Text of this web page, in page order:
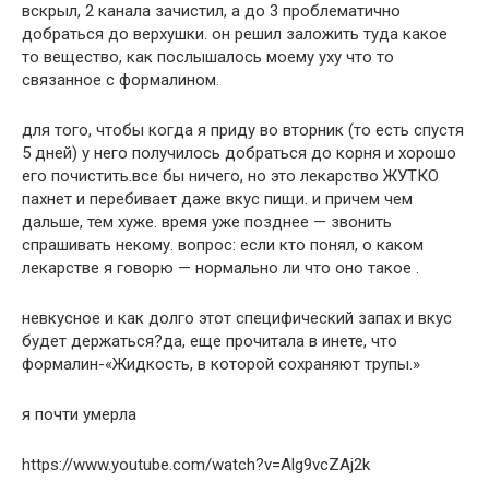
вскрыл, 2 канала зачистил, а до 3 проблематично
добраться до верхушки. он решил заложить туда какое
то вещество, как послышалось моему уху что то
связанное с формалином.
для того, чтобы когда я приду во вторник (то есть спустя
5 дней) у него получилось добраться до корня и хорошо
его почистить.все бы ничего, но это лекарство ЖУТКО
пахнет и перебивает даже вкус пищи. и причем чем
дальше, тем хуже. время уже позднее — звонить
спрашивать некому. вопрос: если кто понял, о каком
лекарстве я говорю — нормально ли что оно такое .
невкусное и как долго этот специфический запах и вкус
будет держаться?да, еще прочитала в инете, что
формалин-«Жидкость, в которой сохраняют трупы.»
я почти умерла
https://www.youtube.com/watch?v=Alg9vcZAj2k